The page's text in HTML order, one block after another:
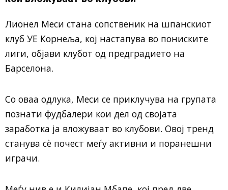
Лионел Меси стана сопственик на шпанскиот
клуб УЕ Корнеља, кој настапува во пониските
лиги, објави клубот од предградието на
Барселона.
Со оваа одлука, Меси се приклучува на групата
познати фудбалери кои дел од својата
заработка ја вложуваат во клубови. Овој тренд
станува сè почест меѓу активни и поранешни
играчи.